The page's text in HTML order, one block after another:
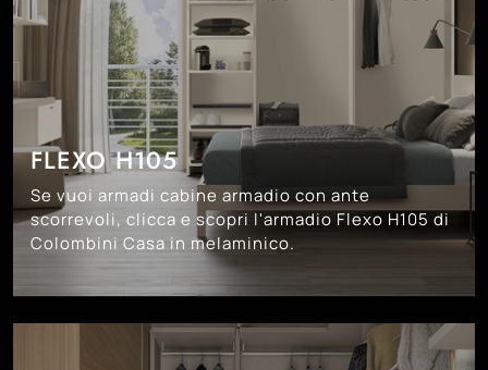
FLEXO H105
Se vuoi armadi cabine armadio con ante
scorrevoli, clicca e scopri l'armadio Flexo H105 di
Colombini Casa in melaminico.